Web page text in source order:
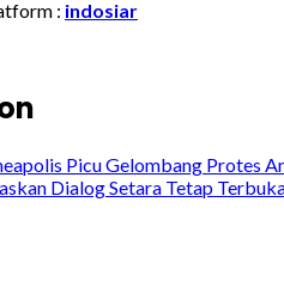
: indosiar
Picu Gelombang Protes
Dialog Setara Tetap